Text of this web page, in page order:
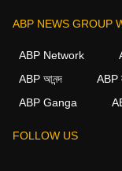
ABP NEWS GROUP
ABP Network
ABP আনন্দ
ABP
ABP Ganga
FOLLOW US
We use cookies to